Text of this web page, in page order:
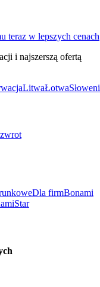
teraz w lepszych cenach
i najszerszą ofertą
LitwaŁotwa
Dla firmBonami